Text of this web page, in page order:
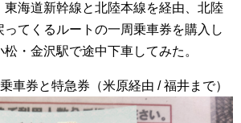
東海道新幹線と北陸本線を経由、北陸
てくるルートの一周乗車券を購入し
・金沢駅で途中下車してみた。
車券と特急券（米原経由 / 福井まで）